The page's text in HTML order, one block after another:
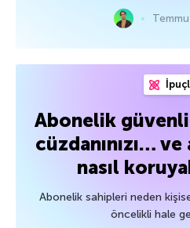
Abonelik
cüzdanınızı… ve
nasıl
Abonelik sahipleri neden
öncelikli hale